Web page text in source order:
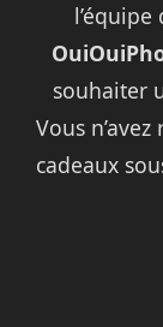
souhaiter
Vous
cadeaux